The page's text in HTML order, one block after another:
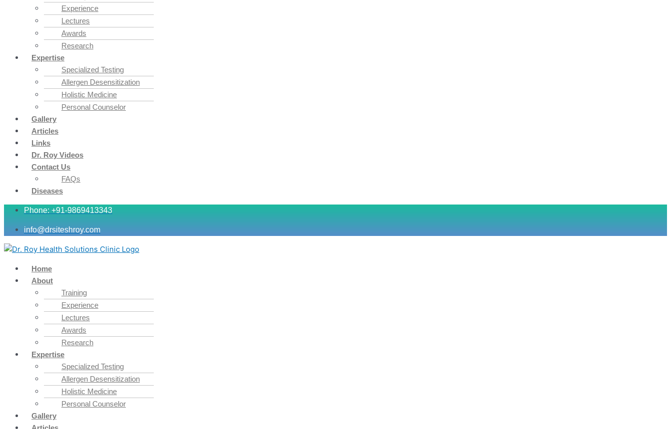
Experience
Lectures
Awards
Research
Expertise
Specialized Testing
Allergen Desensitization
Holistic Medicine
Personal Counselor
Gallery
Articles
Links
Dr. Roy Videos
Contact Us
FAQs
Diseases
Phone: +91-9869413343
info@drsiteshroy.com
Home
About
Training
Experience
Lectures
Awards
Research
Expertise
Specialized Testing
Allergen Desensitization
Holistic Medicine
Personal Counselor
Gallery